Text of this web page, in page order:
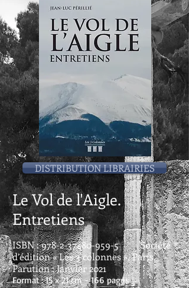
DISTRIBUTION LIBRAIRIES
Le Vol de l'Aigle.
Entretiens
ISBN :978-2-37480-959-5Société
d’édition « Les 3 colonnes », Paris.
Parution : Janvier 2021
Format : 15 x 21 cm - 166 pages